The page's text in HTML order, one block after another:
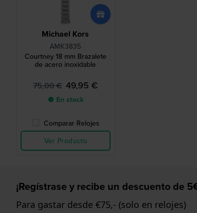
Michael Kors
AMK3835
Courtney 18 mm Brazalete
de acero inoxidable
75,00 € 49,95 €
● En stock
Comparar Relojes
Ver Producto
¡Regístrase y recibe un descuento de
Para gastar desde €75,- (solo en relojes)